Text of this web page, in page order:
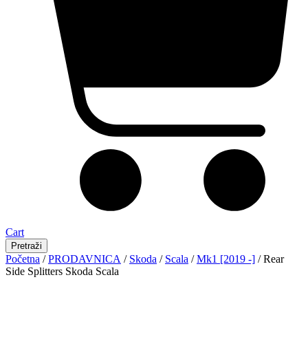
Cart
Pretraži
Početna /PRODAVNICA / Skoda / Scala /Mk1 [2019 -] / Rear
Side Splitters Skoda Scala